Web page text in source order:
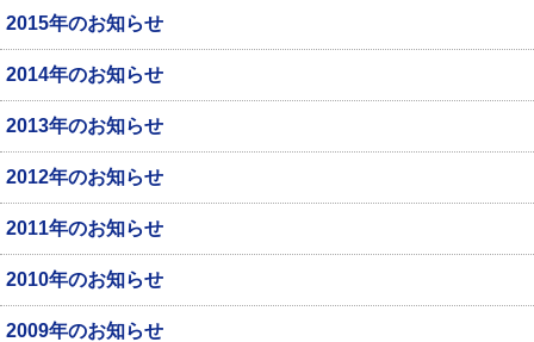
2015年のお知らせ
2014年のお知らせ
2013年のお知らせ
2012年のお知らせ
2011年のお知らせ
2010年のお知らせ
2009年のお知らせ